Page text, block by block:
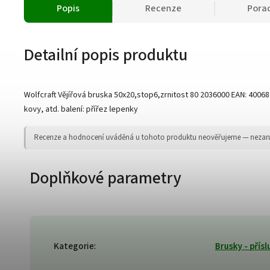
Popis Recenze
Detailní popis produktu
Wolfcraft Vějířová bruska 50x20,stop6,zrnitost 80 2036000 EAN:
kovy, atd. balení: přířez lepenky
Recenze a hodnocení uváděná u tohoto produktu neověřujeme —
Doplňkové parametry
Kategorie: Brusky -